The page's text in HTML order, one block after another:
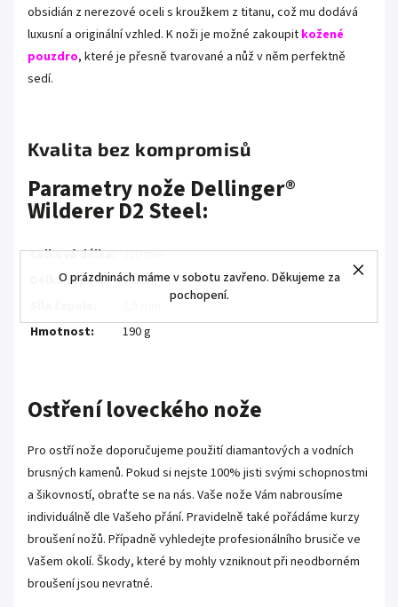
O prázdninách máme v sobotu zavřeno. Děkujeme za
pochopení.
obsidián z nerezové oceli s kroužkem z titanu, což mu dodává
luxusní a originální vzhled. K noži je možné zakoupit kožené
pouzdro, které je přesně tvarované a nůž v něm perfektně
sedí.
Kvalita bez kompromisů
Parametry nože Dellinger®
Wilderer D2 Steel:
Celková délka: 210 mm
Délka čepele:
90 mm
Hmotnost:
190 g
Ostření loveckého nože
Pro ostří nože doporučujeme použitídiamantových a vodních
brusných kamenů. Pokud si nejste 100% jisti svými schopnostmi
a šikovností, obraťte se na nás. Vaše nože Vám nabrousíme
individuálně dle Vašeho přání. Pravidelně také pořádáme kurzy
broušení nožů. Případně vyhledejte profesionálního brusiče ve
Vašem okolí. Škody, které by mohly vzniknout při neodborném
broušení jsou nevratné.